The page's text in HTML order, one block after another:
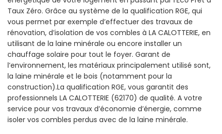
Taux Zéro. Grâce au système de la qualification RGE, qui
vous permet par exemple d’effectuer des travaux de
rénovation, d’isolation de vos combles à LA CALOTTERIE, en
utilisant de la laine minérale ou encore installer un
chauffage solaire pour tout le foyer. Garant de
l’environnement, les matériaux principalement utilisé sont,
la laine minérale et le bois (notamment pour la
construction).La qualification RGE, vous garantit des
professionnels LA CALOTTERIE (62170) de qualité. A votre
service pour vos travaux d’économie d’énergie, comme
isoler vos combles perdus avec de la laine minérale.